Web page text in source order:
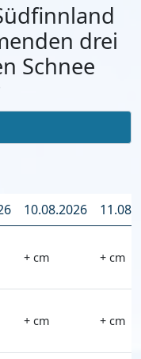
drei
Schnee
10.08.2026
+ cm + cm
+ cm + cm